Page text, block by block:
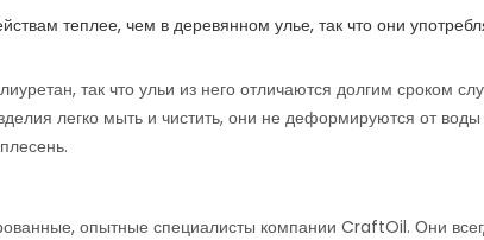
теплее, чем в деревянном улье, так что они
так что ульи из него отличаются долгим сроком
легко мыть и чистить, они не деформируются от
опытные специалисты компании CraftOil. Они